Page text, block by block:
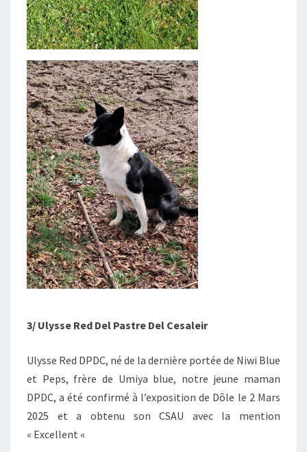
3/ Ulysse Red Del Pastre Del Cesaleir
Ulysse Red DPDC, né de la dernière portée de Niwi Blue
et Peps, frère de Umiya blue, notre jeune maman
DPDC, a été confirmé à l’exposition de Dôle le 2 Mars
2025 et a obtenu son CSAU avec la mention
« Excellent «